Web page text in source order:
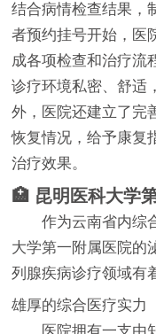
结合病情检查结果，
者预约挂号开始，医
成各项检查和治疗流
诊疗环境私密、舒适
外，医院还建立了完
恢复情况，给予康复
治疗效果。
🏥 昆明医科大学
作为云南省内综
大学第一附属医院的
列腺疾病诊疗领域有
雄厚的综合医疗实力